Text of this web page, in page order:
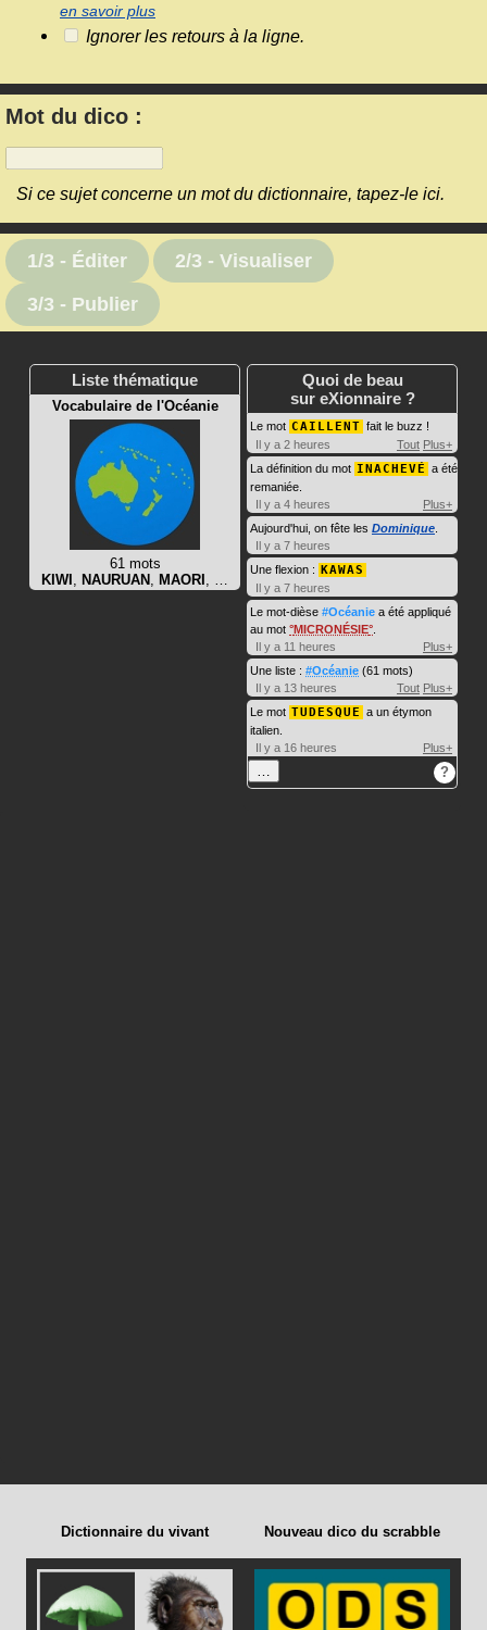
en savoir plus
Ignorer les retours à la ligne.
Mot du dico :
Si ce sujet concerne un mot du dictionnaire, tapez-le ici.
1/3 - Éditer
2/3 - Visualiser
3/3 - Publier
Liste thématique
Vocabulaire de l'Océanie
61 mots
KIWI NAURUAN MAORI
Quoi de beau
sur eXionnaire ?
Le mot CAILLENT fait le buzz !
Il y a 2 heures
Tout Plus+
La définition du mot INACHEVÉ a été
remaniée.
Il y a 4 heures
Plus+
Aujourd'hui, on fête les Dominique
Il y a 7 heures
Une flexion : KAWAS
Il y a 7 heures
Le mot-dièse #Océanie a été appliqué
au mot MICRONÉSIE
Il y a 11 heures
Plus+
Une liste : #Océanie (61 mots)
Il y a 13 heures
Tout Plus+
Le mot TUDESQUE a un étymon
italien.
Il y a 16 heures
Plus+
?
Dictionnaire du vivant Nouveau dico du scrabble